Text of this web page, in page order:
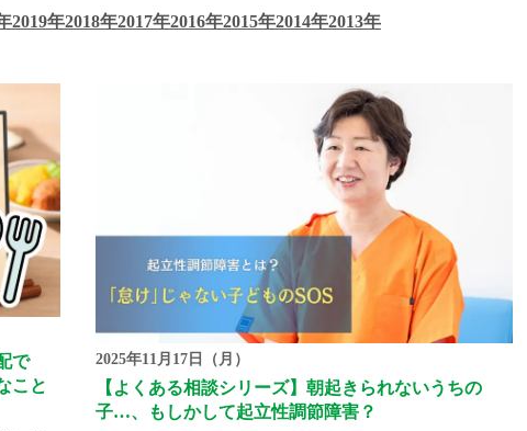
2019年2018年2017年2016年2015年2014年2013年
で
こと
2025年11月17日（月）
【よくある相談シリーズ】朝起きられないうちの
子…、もしかして起立性調節障害？